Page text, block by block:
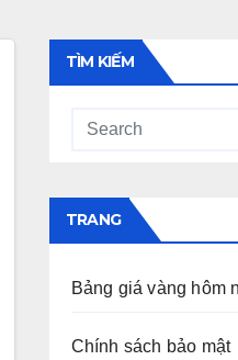
TÌM KIẾM
TRANG
Bảng giá vàng hôm
Chính sách bảo mật